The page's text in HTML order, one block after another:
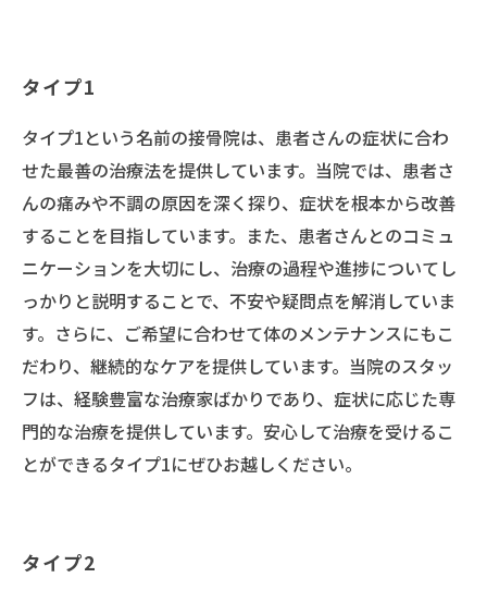
タイプ1
タイプ1という名前の接骨院は、患者さんの症状に合わ
せた最善の治療法を提供しています。当院では、患者さ
んの痛みや不調の原因を深く探り、症状を根本から改善
することを目指しています。また、患者さんとのコミュ
ニケーションを大切にし、治療の過程や進捗についてし
っかりと説明することで、不安や疑問点を解消していま
す。さらに、ご希望に合わせて体のメンテナンスにもこ
だわり、継続的なケアを提供しています。当院のスタッ
フは、経験豊富な治療家ばかりであり、症状に応じた専
門的な治療を提供しています。安心して治療を受けるこ
とができるタイプ1にぜひお越しください。
タイプ2